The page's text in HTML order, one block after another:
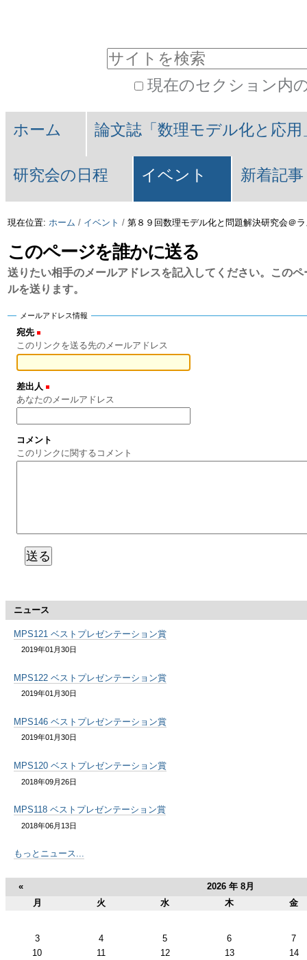
ツ
飛
ぶ
|
ナ
ビ
ー
シ
ョ
に
ル
ー
ル
現在のセクション内
細
索
Navigation
ホーム 論文誌「数理モデル化と応用
研究会の日程 イベント 新着記事
現在位置: ホーム / イベント / 第８９回数理モデル化と問題解決研究会＠
このページを誰かに送る
送りたい相手のメールアドレスを記入してください。この
ルを送ります。
メールアドレス情報
宛先
このリンクを送る先のメールアドレス
差出人
あなたのメールアドレス
コメント
このリンクに関するコメント
ニュース
MPS121 ベストプレゼンテーション賞
2019年01月30日
MPS122 ベストプレゼンテーション賞
2019年01月30日
MPS146 ベストプレゼンテーション賞
2019年01月30日
MPS120 ベストプレゼンテーション賞
2018年09月26日
MPS118 ベストプレゼンテーション賞
2018年06月13日
もっとニュース...
« 2026 年 8月
月 火 水 木 金
3 4 5 6
7
10
11 12 13
14